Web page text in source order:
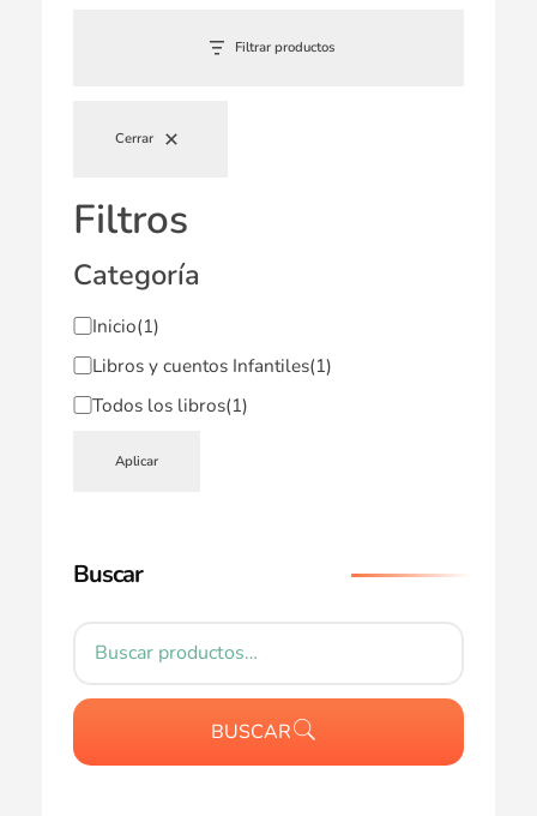
Filtrar productos
Cerrar
Filtros
Categoría
Inicio(1)
Libros y cuentos Infantiles(1)
Todos los libros(1)
Aplicar
Buscar
BUSCAR